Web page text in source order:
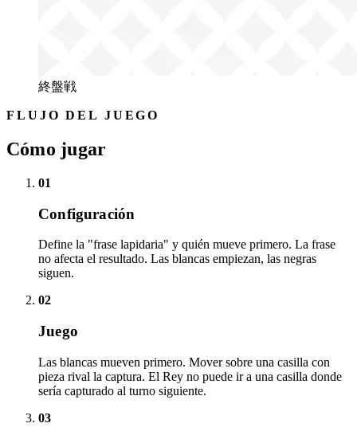
終盤戦
FLUJO DEL JUEGO
Cómo jugar
01
Configuración
Define la "frase lapidaria" y quién mueve primero. La frase
no afecta el resultado. Las blancas empiezan, las negras
siguen.
02
Juego
Las blancas mueven primero. Mover sobre una casilla con
pieza rival la captura. El Rey no puede ir a una casilla donde
sería capturado al turno siguiente.
03